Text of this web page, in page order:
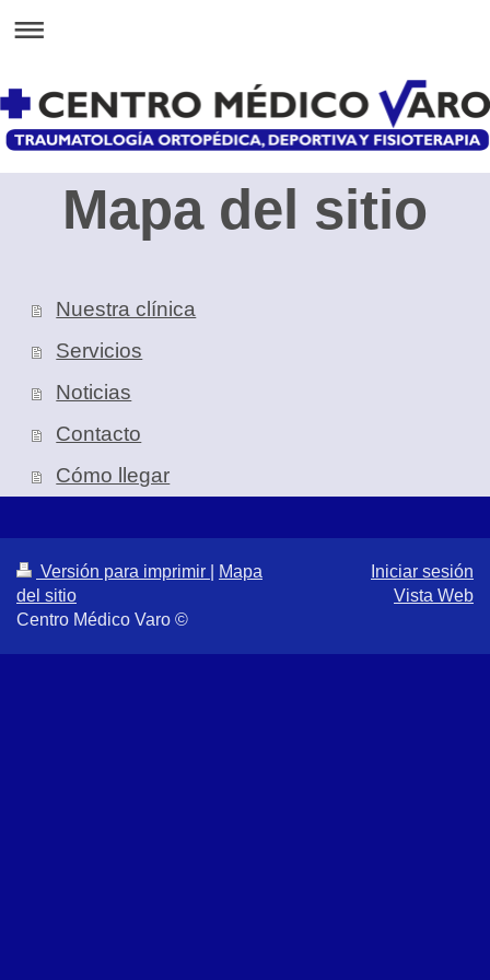
Mapa del sitio
Nuestra clínica
Servicios
Noticias
Contacto
Cómo llegar
Versión para imprimir
Mapa
del sitio
Centro Médico Varo ©
Iniciar sesión
Vista Web